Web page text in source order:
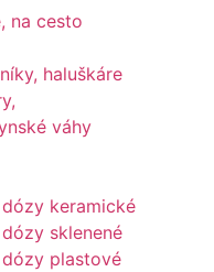
na cesto
haluškáre
váhy
keramické
sklenené
plastové